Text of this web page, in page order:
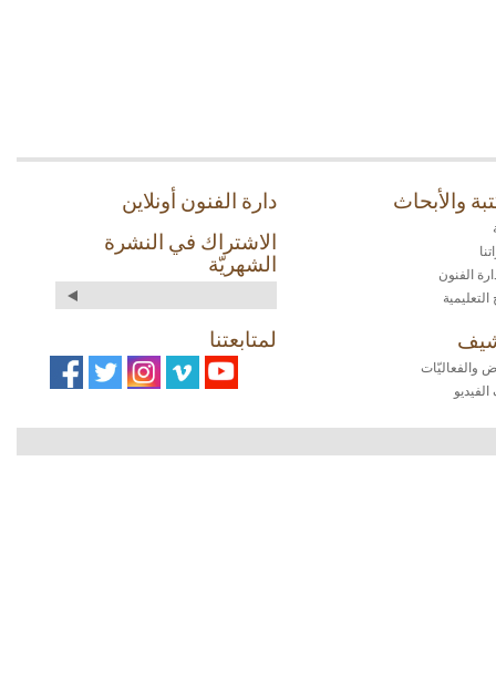
والأبحاث
الفنون
التعليمية
والفعاليّات
دارة الفنون أونلاين
الاشتراك في النشرة
الشهريّة
لمتابعتنا